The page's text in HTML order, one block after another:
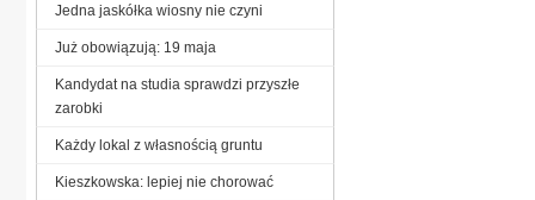
Jedna jaskółka wiosny nie czyni
Już obowiązują: 19 maja
Kandydat na studia sprawdzi przyszłe
zarobki
Każdy lokal z własnością gruntu
Kieszkowska: lepiej nie chorować